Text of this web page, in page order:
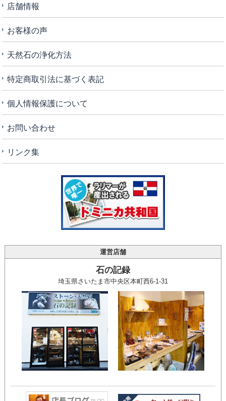
店舗情報
お客様の声
天然石の浄化方法
特定商取引法に基づく表記
個人情報保護について
お問い合わせ
リンク集
運営店舗
石の記録
埼玉県さいたま市中央区本町西6-1-31